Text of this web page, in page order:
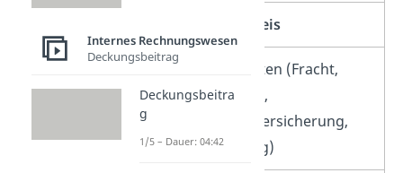
Einkaufspreis
Bezugskosten (Fracht,
Zölle, Porto,
Transportversicherung,
Verpackung)
Internes Rechnungswesen
Deckungsbeitrag
Deckungsbeitra
g
1/5 – Dauer: 04:42